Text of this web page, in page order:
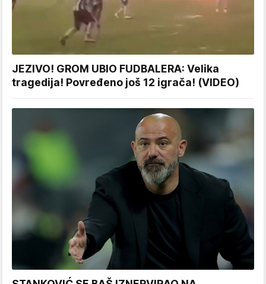
JEZIVO! GROM UBIO FUDBALERA: Velika
tragedija! Povređeno još 12 igrača! (VIDEO)